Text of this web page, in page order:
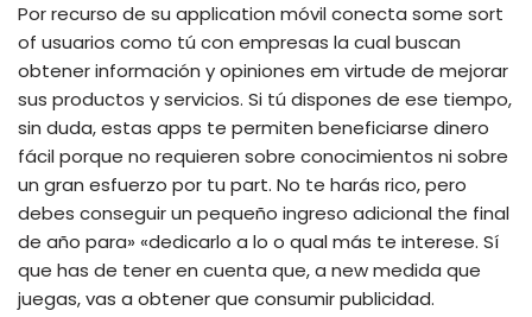
Por recurso de su application móvil conecta some sort
of usuarios como tú con empresas la cual buscan
obtener información y opiniones em virtude de mejorar
sus productos y servicios. Si tú dispones de ese tiempo,
sin duda, estas apps te permiten beneficiarse dinero
fácil porque no requieren sobre conocimientos ni sobre
un gran esfuerzo por tu part. No te harás rico, pero
debes conseguir un pequeño ingreso adicional the final
de año para» «dedicarlo a lo o qual más te interese. Sí
que has de tener en cuenta que, a new medida que
juegas, vas a obtener que consumir publicidad.